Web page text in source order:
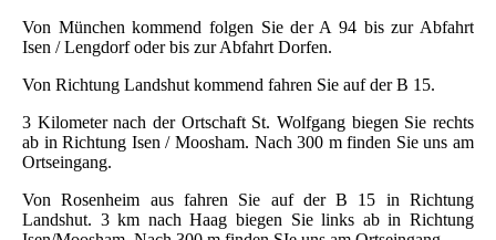
Von München kommend folgen Sie der A 94 bis zur Abfahrt
Isen / Lengdorf oder bis zur Abfahrt Dorfen.
Von Richtung Landshut kommend fahren Sie auf der B 15.
3 Kilometer nach der Ortschaft St. Wolfgang biegen Sie rechts
ab in Richtung Isen / Moosham. Nach 300 m finden Sie uns am
Ortseingang.
Von Rosenheim aus fahren Sie auf der B 15 in Richtung
Landshut. 3 km nach Haag biegen Sie links ab in Richtung